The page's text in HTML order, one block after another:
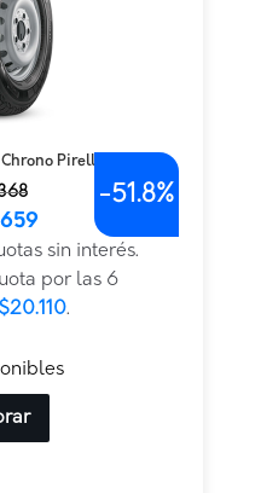
Pirelli
sin interés.
por las 6
$20.110.
-51.8%